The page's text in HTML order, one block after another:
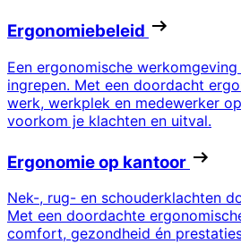
Ergonomiebeleid
Een ergonomische
ingrepen. Met een doordacht
werk, werkplek en medewerker
voorkom je klachten en uitval.
Ergonomie op kantoor
Nek-, rug- en schouderklachten
Met een doordachte
comfort, gezondheid én